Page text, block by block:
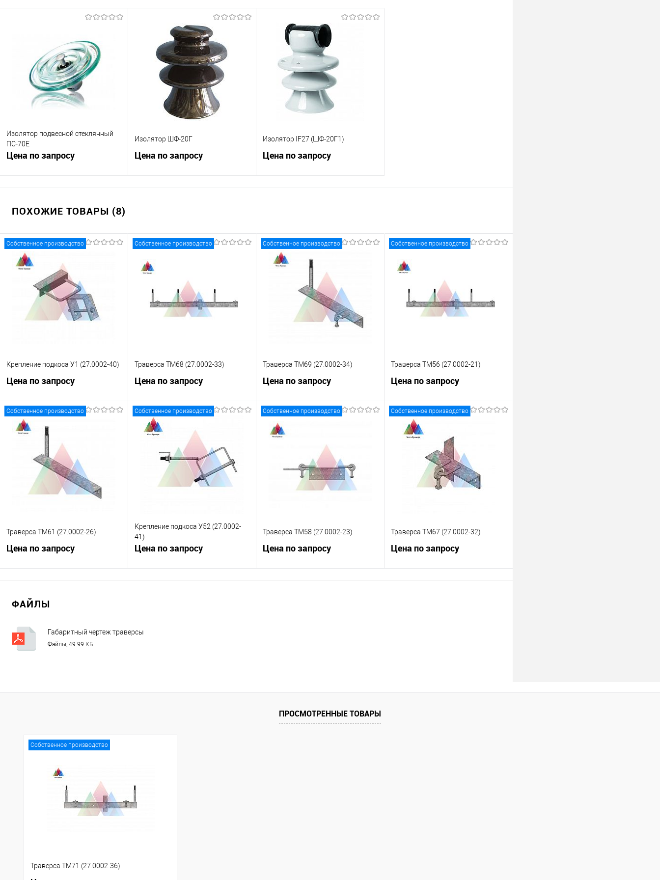
Изолятор подвесной стеклянный
ПС-70Е
Цена по запросу
Запросить цену
Купить в 1 клик
К сравнению
В избранное
Под заказ
Изолятор ШФ-20Г
Цена по запросу
Запросить цену
В избранное
Под заказ
Изолятор IF27 (ШФ-20Г1)
Цена по запросу
Запросить цену
В избранное
Под заказ
ПОХОЖИЕ ТОВАРЫ (8)
Собственное производство
Крепление подкоса У1 (27.0002-40)
Цена по запросу
Запросить цену
Купить в 1 клик
В избранное
Собственное производство
Траверса ТМ68 (27.0002-33)
Цена по запросу
Запросить цену
Купить в 1 клик
В избранное
Под заказ
Собственное производство
Траверса ТМ69 (27.0002-34)
Цена по запросу
Запросить цену
Под заказ
Собственное производство
Траверса ТМ56 (27.0002-21)
Цена по запросу
Запросить цену
Купить в 1 клик
В избранное
Под заказ
Собственное производство
Траверса ТМ61 (27.0002-26)
Цена по запросу
Купить в 1 клик
В избранное
Собственное производство
Крепление подкоса У52 (27.0002-
41)
Цена по запросу
Собственное производство
Траверса ТМ58 (27.0002-23)
Цена по запросу
Собственное производство
Траверса ТМ67 (27.0002-32)
Цена по запросу
ФАЙЛЫ
Габаритный чертеж траверсы
ТМ71.pdf
Файлы, 49.99 КБ
ПРОСМОТРЕННЫЕ ТОВАРЫ
Собственное производство
Траверса ТМ71 (27.0002-36)